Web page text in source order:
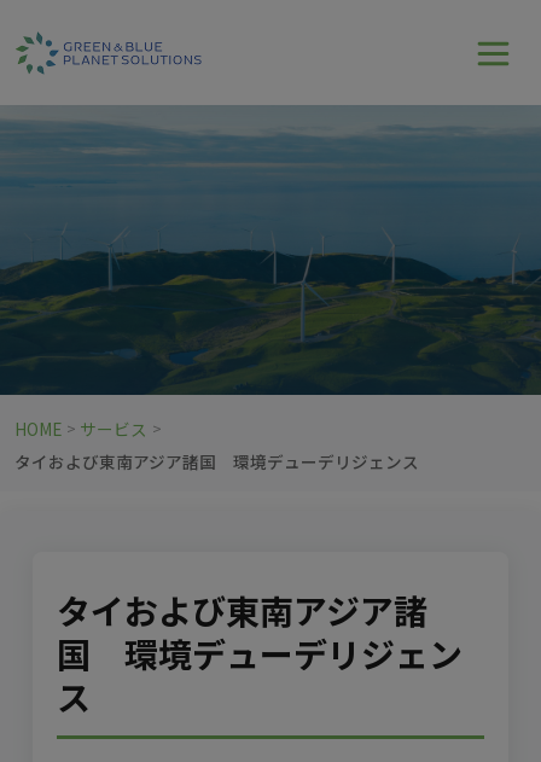
HOME > サービス >
タイおよび東南アジア諸国 環境デューデリジェンス
タイおよび東南アジア諸
国 環境デューデリジェン
ス